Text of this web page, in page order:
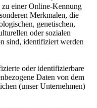
zu einer Online-Kennung
Merkmalen, die
genetischen,
oder sozialen
sind, identifiziert werden
oder identifizierbare
Daten von dem
(unser Unternehmen)